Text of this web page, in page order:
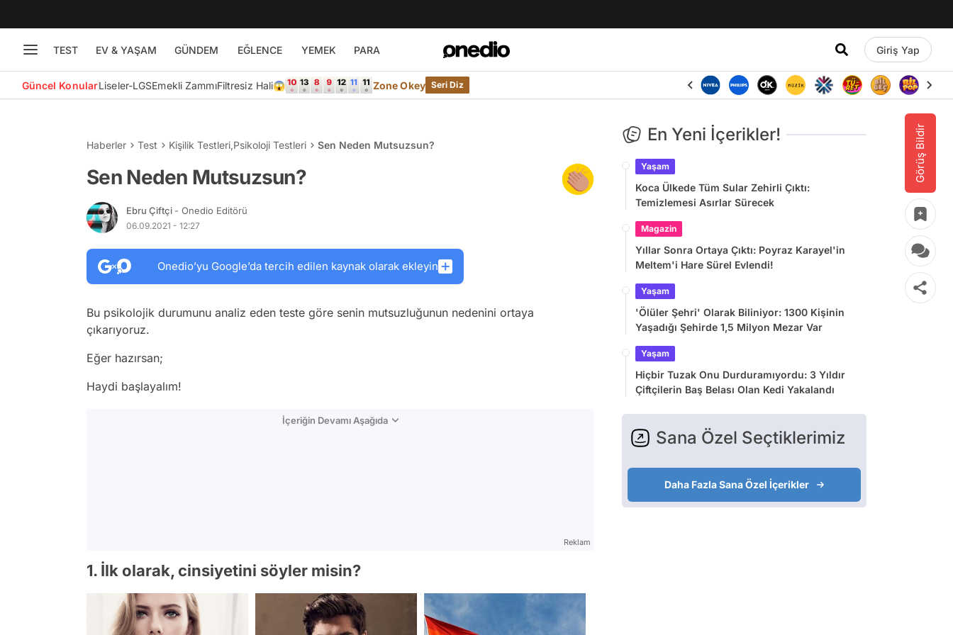
TEST EV & YAŞAM GÜNDEM EĞLENCE YEMEK PARA Giriş Yap
Güncel KonularLiseler-LGSEmekli ZammıFiltresiz Hali😱 Zone Okey Seri Diz
Görüş Bildir
Haberler Test Kişilik Testleri,Psikoloji Testleri Sen Neden Mutsuzsun?
Sen Neden Mutsuzsun?
Ebru Çiftçi - Onedio Editörü
06.09.2021 - 12:27
Onedio’yu Google’da tercih edilen kaynak olarak ekleyin
Bu psikolojik durumunu analiz eden teste göre senin mutsuzluğunun nedenini ortaya
çıkarıyoruz.
Eğer hazırsan;
Haydi başlayalım!
İçeriğin Devamı Aşağıda
Reklam
1. İlk olarak, cinsiyetini söyler misin?
En Yeni İçerikler!
Yaşam
Koca Ülkede Tüm Sular Zehirli Çıktı:
Temizlemesi Asırlar Sürecek
Magazin
Yıllar Sonra Ortaya Çıktı: Poyraz Karayel'in
Meltem'i Hare Sürel Evlendi!
Yaşam
'Ölüler Şehri' Olarak Biliniyor: 1300 Kişinin
Yaşadığı Şehirde 1,5 Milyon Mezar Var
Yaşam
Hiçbir Tuzak Onu Durduramıyordu: 3 Yıldır
Çiftçilerin Baş Belası Olan Kedi Yakalandı
Sana Özel Seçtiklerimiz
Daha Fazla Sana Özel İçerikler